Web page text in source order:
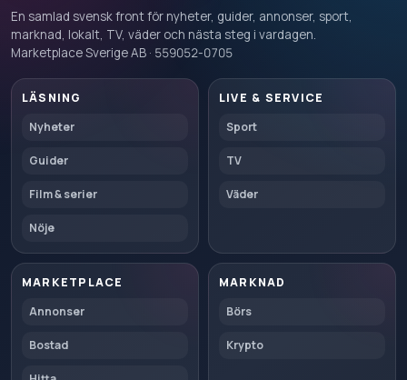
En samlad svensk front för nyheter, guider, annonser, sport,
marknad, lokalt, TV, väder och nästa steg i vardagen.
Marketplace Sverige AB · 559052-0705
LÄSNING
Nyheter
Guider
Film & serier
Nöje
LIVE & SERVICE
Sport
TV
Väder
MARKETPLACE
Annonser
Bostad
MARKNAD
Börs
Krypto